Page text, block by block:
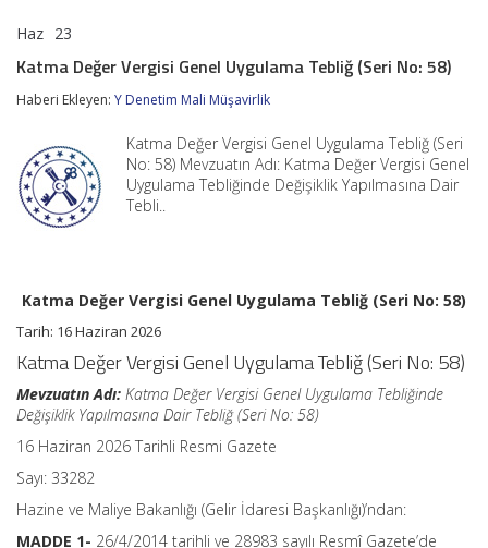
Haz 23
Vergisi
Uygulama
No:
58)
için
Katma Değer Vergisi Genel Uygulama Tebliğ (Seri No: 58)
Haberi Ekleyen: Y Denetim Mali Müşavirlik
Katma Değer Vergisi Genel Uygulama Tebliğ (Seri
No: 58) Mevzuatın Adı: Katma Değer Vergisi Genel
Uygulama Tebliğinde Değişiklik Yapılmasına Dair
Tebli..
Katma Değer Vergisi Genel Uygulama Tebliğ (Seri No: 58)
Tarih: 16 Haziran 2026
Katma Değer Vergisi Genel Uygulama Tebliğ (Seri No: 58)
Mevzuatın Adı: Katma Değer Vergisi Genel Uygulama Tebliğinde
Değişiklik Yapılmasına Dair Tebliğ (Seri No: 58)
16 Haziran 2026 Tarihli Resmi Gazete
Sayı: 33282
Hazine ve Maliye Bakanlığı (Gelir İdaresi Başkanlığı)’ndan:
MADDE 1- 26/4/2014 tarihli ve 28983 sayılı Resmî Gazete’de